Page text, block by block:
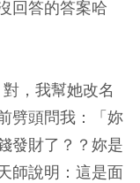
回答的答案哈
，我幫她改名
劈頭問我：「妳
發財了？？妳是
師說明：這是面